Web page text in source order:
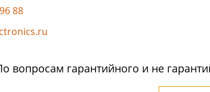
88
вопросам гарантийного и не